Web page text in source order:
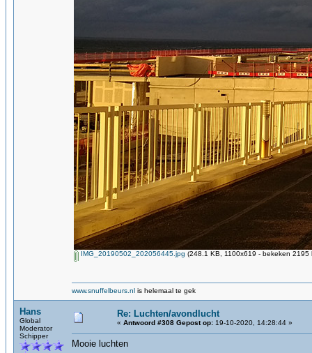
IMG_20190502_202056445.jpg (248.1 KB, 1100x619 - bekeken 2195
www.snuffelbeurs.nl is helemaal te gek
Hans
Global
Moderator
Schipper
Re: Luchten/avondlucht
« Antwoord #308 Gepost op: 19-10-2020, 14:28:44 »
Mooie luchten